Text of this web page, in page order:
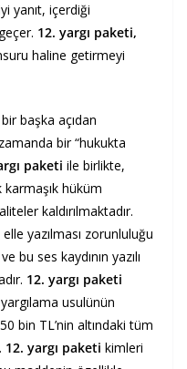
yanıt, içerdiği
12. yargı paketi,
haline getirmeyi
başka açıdan
bir “hukukta
paketi ile birlikte,
hüküm
kaldırılmaktadır.
yazılması zorunluluğu
bu ses kaydının yazılı
12. yargı paketi
usulünün
bin TL’nin altındaki tüm
12. yargı paketi kimleri